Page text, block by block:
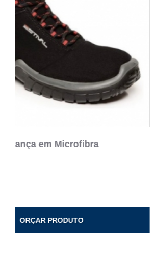
Bota de PVC - Cano Curto/Longo
ORÇAR PRODUTO